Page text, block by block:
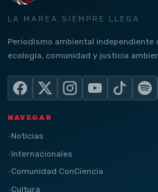
LA MAREA SIEMPRE LLEGA
Periodismo ambiental independiente
ecología, comunidad y justicia
NAVEGAR
Noticias
Internacionales
Comunidad ConCiencia
Cultura